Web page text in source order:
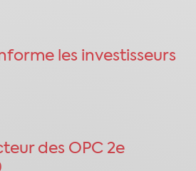
les investisseurs
des OPC 2e